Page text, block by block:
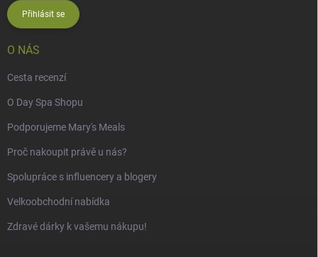
Přihlásit se
O NÁS
Cesta recenzí
O Day Spa Shopu
Podporujeme Mary's Meals
Proč nakoupit právě u nás?
Spolupráce s influencery a blogery
Velkoobchodní nabídka
Zdravé dárky k vašemu nákupu!